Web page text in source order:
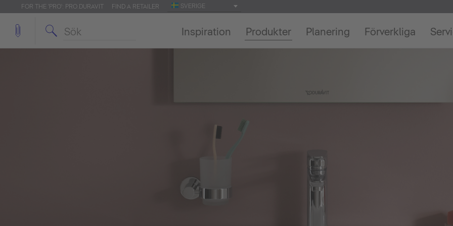
FOR THE 'PRO': PRO.DURAVIT FIND A RETAILER SVERIGE
Inspiration Produkter Planering Förverkliga